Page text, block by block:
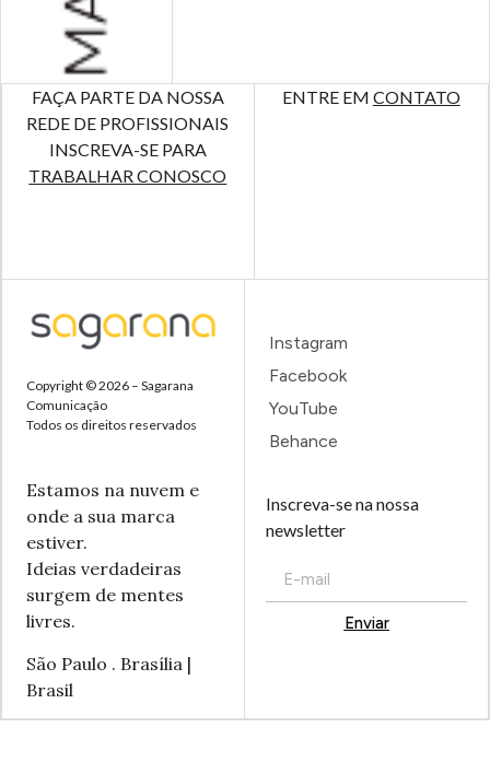
FAÇA PARTE DA NOSSA
REDE DE PROFISSIONAIS
INSCREVA-SE PARA
TRABALHAR CONOSCO
ENTRE EM CONTATO
Copyright © 2026 – Sagarana
Comunicação
Todos os direitos reservados
Estamos na nuvem e
onde a sua marca
estiver.
Ideias verdadeiras
surgem de mentes
livres.
São Paulo . Brasília |
Brasil
Instagram
Facebook
YouTube
Behance
Inscreva-se na nossa
newsletter
Enviar